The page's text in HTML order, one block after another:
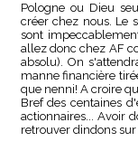
Pologne ou Dieu
créer chez nous. Le
sont
allez donc chez AF
absolu). On
manne financière
que nenni! A croire
Bref des centaines
actionnaires... Avoir
retrouver dindons